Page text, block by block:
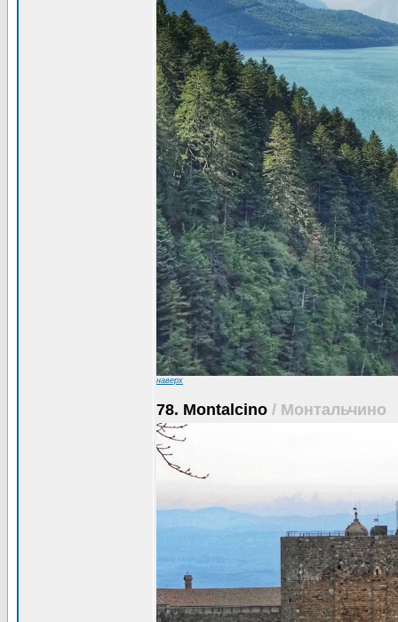
наверх
78. Montalcino / Монтальчино